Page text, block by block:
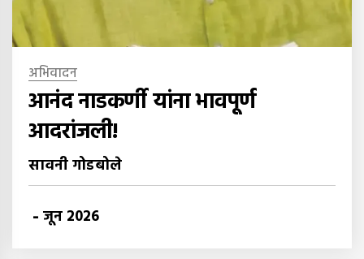
अभिवादन
आनंद नाडकर्णी यांना भावपूर्ण
आदरांजली!
सावनी गोडबोले
- जून 2026